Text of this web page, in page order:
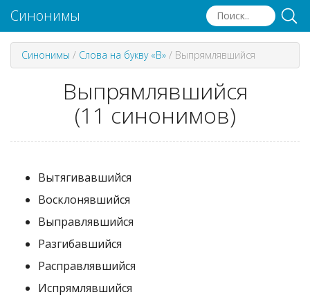
Синонимы
Синонимы / Слова на букву «В» / Выпрямлявшийся
Выпрямлявшийся
(11 синонимов)
Вытягивавшийся
Восклонявшийся
Выправлявшийся
Разгибавшийся
Расправлявшийся
Испрямлявшийся